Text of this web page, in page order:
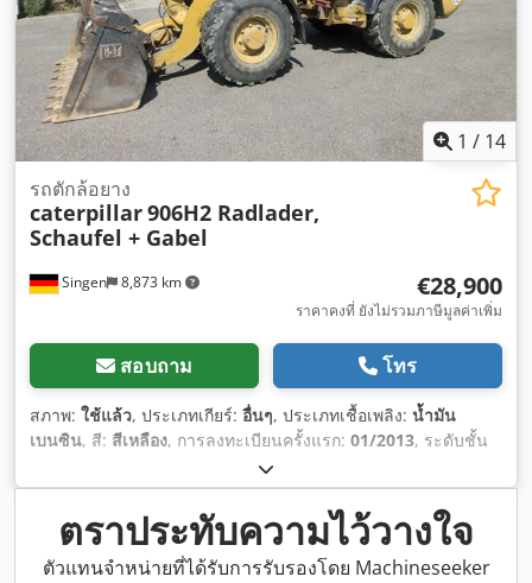
1 / 14
Singen 8,873 km
รถตักล้อยาง
caterpillar906H2 Radlader,
Schaufel + Gabel
€28,900
ราคาคงที่ ยังไม่รวมภาษีมูลค่าเพิ่ม
สอบถาม โทร
สภาพ: ใช้แล้ว, ประเภทเกียร์: อื่นๆ, ประเภทเชื้อเพลิง: น้ำมัน
เบนซิน, สี: สีเหลือง, การลงทะเบียนครั้งแรก: 01/2013, ระดับชั้น
อื่นๆ
ทำงาน:3,700 h, ห้องโดยสารคนขับ:อื่นๆ,
ตราประทับความไว้วางใจ
ตัวแทนจำหน่ายที่ได้รับการรับรองโดย Machineseeker